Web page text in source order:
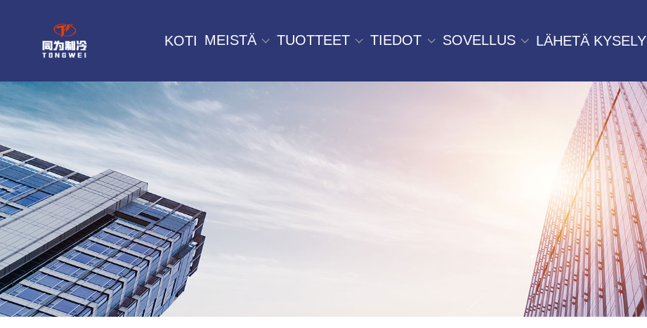
KOTI MEISTÄ TUOTTEET TIEDOT SOVELLUS LÄHETÄ KYSELY